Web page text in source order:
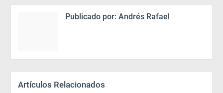
Publicado por: Andrés Rafael
Artículos Relacionados